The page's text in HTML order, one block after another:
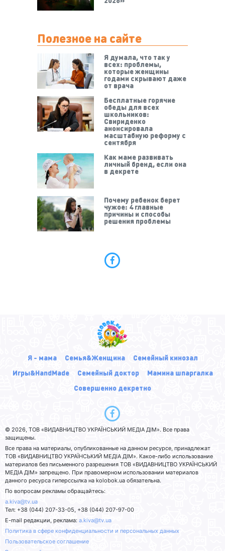
Полезное на сайте
Я думала, что так у
всех: проблемы,
которые женщины
годами скрывают даже
от врача
Бесплатные горячие
обеды для всех
школьников:
Свириденко
анонсировала
масштабную реформу с
сентября
Как маме развивать
личный бренд, если она
в декрете
Почему ребенок берет
чужое: 4 главные
причины и способы
решения проблемы
Я - мама Семья&Женщина
Семейный кинозал
Игры&HandMade
Семейный доктор
Мамина шпаргалка
Совершенно декретно
© 2026, ТОВ «ВИДАВНИЦТВО УКРАЇНСЬКИЙ МЕДІА ДІМ». Все права
защищены.
Все права на материалы, опубликованные на данном ресурсе, принадлежат
ТОВ «ВИДАВНИЦТВО УКРАЇНСЬКИЙ МЕДІА ДІМ». Какое-либо использование
материалов без письменного разрешения ТОВ «ВИДАВНИЦТВО УКРАЇНСЬКИЙ
МЕДІА ДІМ» запрещено. При правомерном использовании материалов
данного ресурса гиперссылка на kolobok.ua обязательна.
По вопросам рекламы обращайтесь:
a.kiva@tv.ua
Тел: +38 (044) 207-33-05, +38 (044) 207-97-00
E-mail редакции, реклама: a.kiva@tv.ua
Политика в сфере конфиденциальности и персональных данных
Пользовательское соглашение